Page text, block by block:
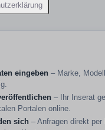
eingeben – Marke,
– Ihr Inserat
Portalen online.
sich – Anfragen direkt